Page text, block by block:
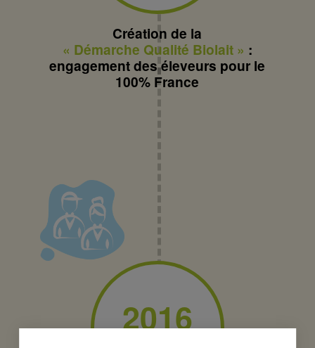
Création de la
« Démarche Qualité Biolait » :
engagement des éleveurs pour le
100% France
2016